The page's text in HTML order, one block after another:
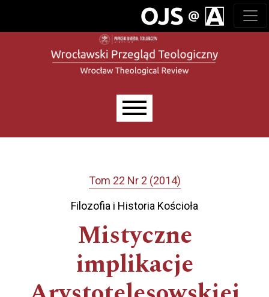
Tom 22 Nr 2 (2014)
Filozofia i Historia Kościoła
Mistyczne
implikacje